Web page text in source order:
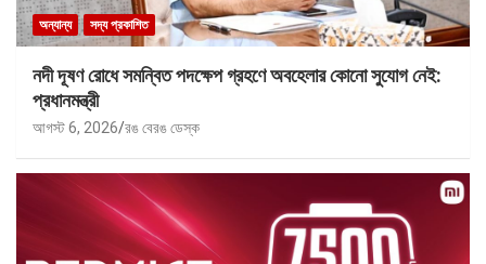
অন্যান্য সদ্য প্রকাশিত
নদী দূষণ রোধে সমন্বিত পদক্ষেপ গ্রহণে অবহেলার কোনো সুযোগ নেই:
প্রধানমন্ত্রী
আগস্ট 6, 2026 রঙ বেরঙ ডেস্ক